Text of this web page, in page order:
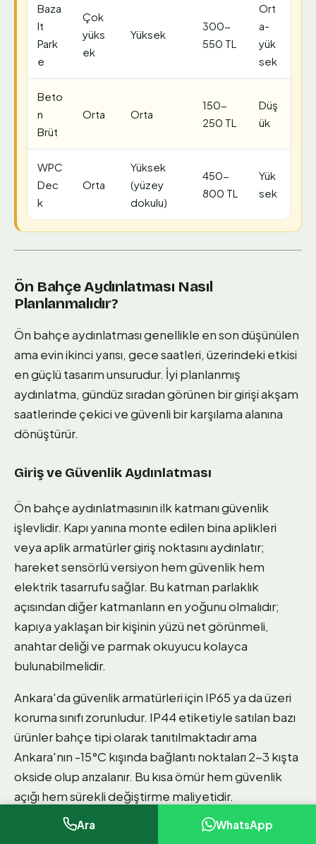
Baza
lt
Park
e
Çok
yüks
ek
Yüksek
300-
550 TL
Ort
a-
yük
sek
Beto
n
Brüt
Orta Orta
150-
250 TL
Düş
ük
WPC
Dec
k
Orta
Yüksek
(yüzey
dokulu)
450-
800 TL
Yük
sek
Ön Bahçe Aydınlatması Nasıl
Planlanmalıdır?
Ön bahçe aydınlatması genellikle en son düşünülen
ama evin ikinci yarısı, gece saatleri, üzerindeki etkisi
en güçlü tasarım unsurudur. İyi planlanmış
aydınlatma, gündüz sıradan görünen bir girişi akşam
saatlerinde çekici ve güvenli bir karşılama alanına
dönüştürür.
Giriş ve Güvenlik Aydınlatması
Ön bahçe aydınlatmasının ilk katmanı güvenlik
işlevlidir. Kapı yanına monte edilen bina aplikleri
veya aplik armatürler giriş noktasını aydınlatır;
hareket sensörlü versiyon hem güvenlik hem
elektrik tasarrufu sağlar. Bu katman parlaklık
açısından diğer katmanların en yoğunu olmalıdır;
kapıya yaklaşan bir kişinin yüzü net görünmeli,
anahtar deliği ve parmak okuyucu kolayca
bulunabilmelidir.
Ankara'da güvenlik armatürleri için IP65 ya da üzeri
koruma sınıfı zorunludur. IP44 etiketiyle satılan bazı
ürünler bahçe tipi olarak tanıtılmaktadır ama
Ankara'nın -15°C kışında bağlantı noktaları 2-3 kışta
okside olup arızalanır. Bu kısa ömür hem güvenlik
açığı hem sürekli değiştirme maliyetidir.
Numara ve Posta Görünürlüğü
Ara WhatsApp